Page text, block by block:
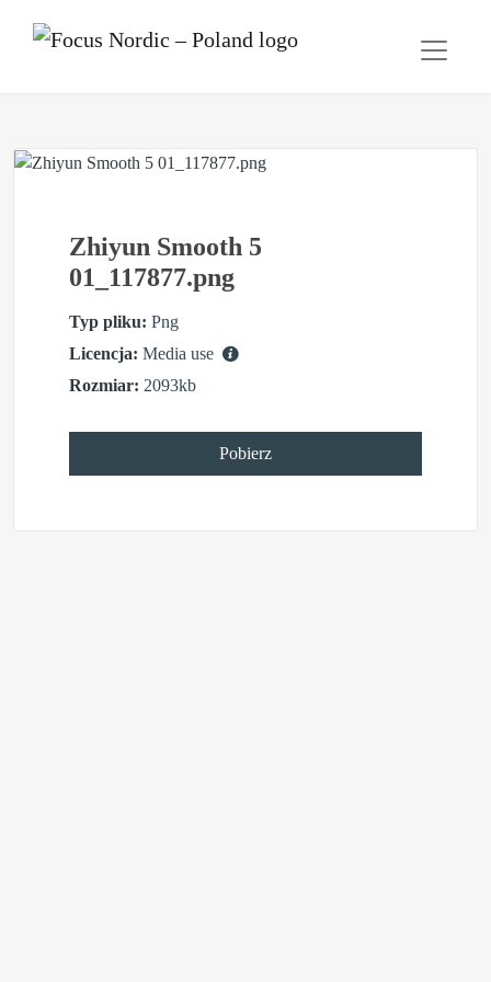
Zhiyun Smooth 5
01_117877.png
Typ pliku: Png
Licencja: Media use
Rozmiar: 2093kb
Pobierz